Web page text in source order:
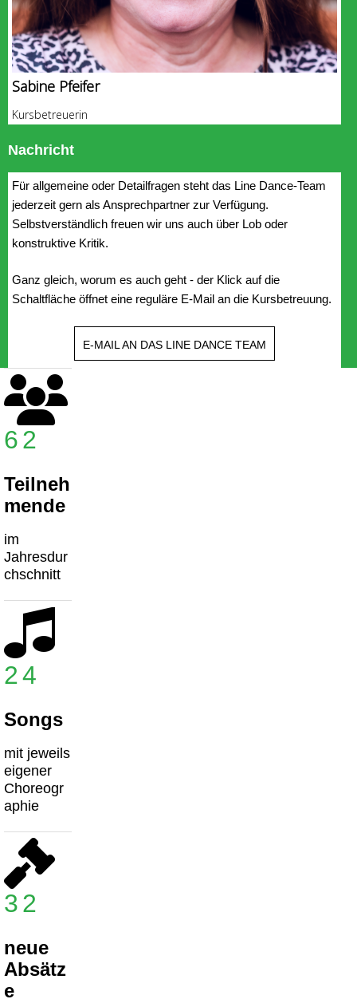
Sabine Pfeifer
Kursbetreuerin
Nachricht
Für allgemeine oder Detailfragen steht das Line Dance-Team
jederzeit gern als Ansprechpartner zur Verfügung.
Selbstverständlich freuen wir uns auch über Lob oder
konstruktive Kritik.
Ganz gleich, worum es auch geht - der Klick auf die
Schaltfläche öffnet eine reguläre E-Mail an die Kursbetreuung.
E-MAIL AN DAS LINE DANCE TEAM
62
Teilneh
mende
im
Jahresdur
chschnitt
24
Songs
mit jeweils
eigener
Choreogr
aphie
32
neue
Absätz
e